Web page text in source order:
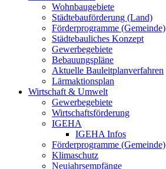
Wohnbaugebiete
Städtebauförderung (Land)
Förderprogramme (Gemeinde)
Städtebauliches Konzept
Gewerbegebiete
Bebauungspläne
Aktuelle Bauleitplanverfahren
Lärmaktionsplan
Wirtschaft & Umwelt
Gewerbegebiete
Wirtschaftsförderung
IGEHA
IGEHA Infos
Förderprogramme (Gemeinde)
Klimaschutz
Neujahrsempfänge